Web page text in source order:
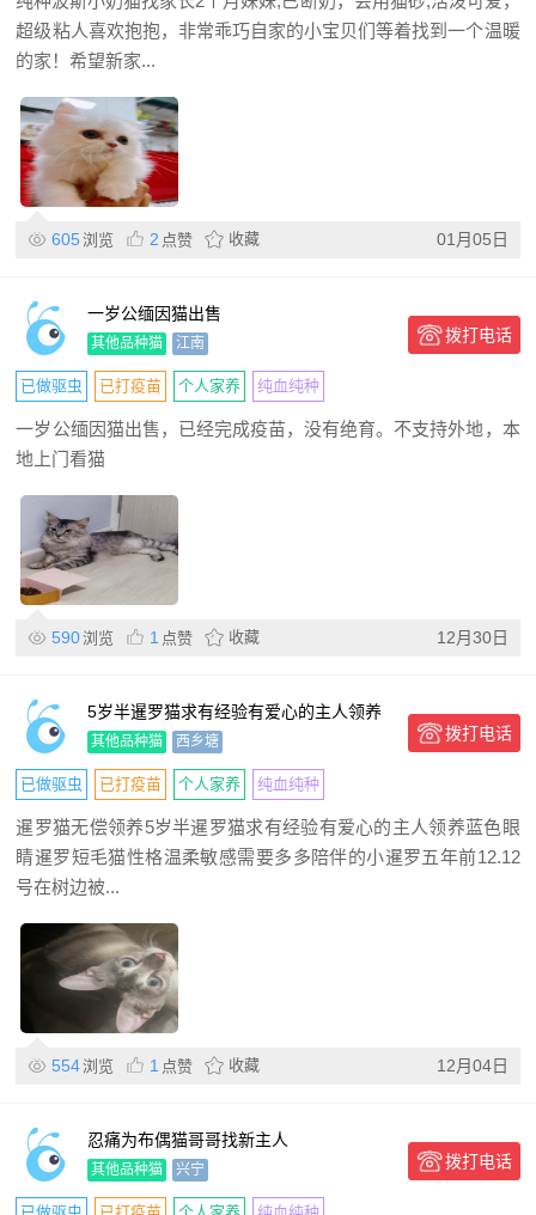
超级粘人喜欢抱抱，非常乖巧自家的小宝贝们等着找到一个温暖
的家！希望新家...
605 浏览 2 点赞 收藏 01月05日
一岁公缅因猫出售
其他品种猫 江南 拨打电话
已做驱虫 已打疫苗 个人家养 纯血纯种
一岁公缅因猫出售，已经完成疫苗，没有绝育。不支持外地，本
地上门看猫
590浏览 1 点赞 收藏 12月30日
5岁半暹罗猫求有经验有爱心的主人领养
其他品种猫 西乡塘 拨打电话
已做驱虫 已打疫苗 个人家养 纯血纯种
暹罗猫无偿领养5岁半暹罗猫求有经验有爱心的主人领养蓝色眼
睛暹罗短毛猫性格温柔敏感需要多多陪伴的小暹罗五年前12.12
号在树边被...
554浏览 1 点赞 收藏 12月04日
忍痛为布偶猫哥哥找新主人
其他品种猫 兴宁 拨打电话